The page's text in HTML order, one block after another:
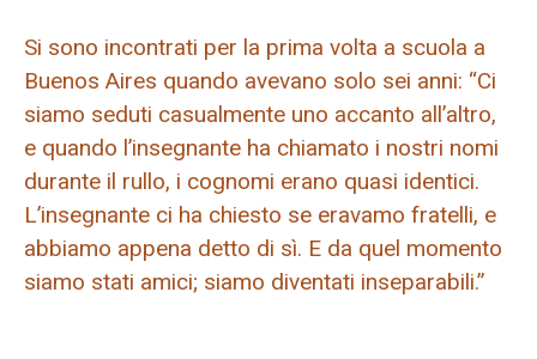
Si sono incontrati per la prima volta a scuola a
Buenos Aires quando avevano solo sei anni: “Ci
siamo seduti casualmente uno accanto all’altro,
e quando l’insegnante ha chiamato i nostri nomi
durante il rullo, i cognomi erano quasi identici.
L’insegnante ci ha chiesto se eravamo fratelli, e
abbiamo appena detto di sì. E da quel momento
siamo stati amici; siamo diventati inseparabili.”